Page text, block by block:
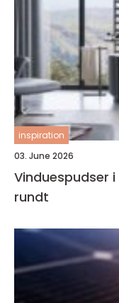
inspiration
03. June 2026
Vinduespudser
rundt